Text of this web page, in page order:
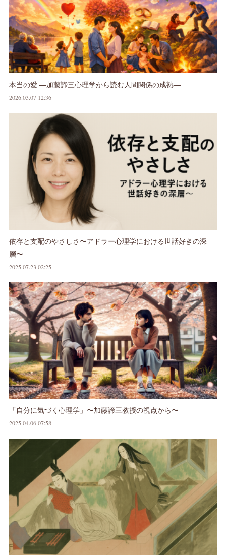
本当の愛 ―加藤諦三心理学から読む人間関係の成熟―
2026.03.07 12:36
依存と支配のやさしさ〜アドラー心理学における世話好きの深
層〜
2025.07.23 02:25
「自分に気づく心理学」〜加藤諦三教授の視点から〜
2025.04.06 07:58